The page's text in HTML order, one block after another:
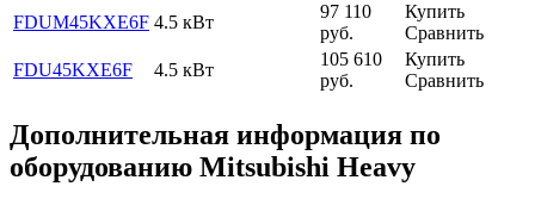
FDUM45KXE6F 4.5 кВт
97 110
руб.
Купить
Сравнить
FDU45KXE6F
4.5 кВт
105 610
руб.
Купить
Сравнить
Дополнительная информация по
оборудованию Mitsubishi Heavy